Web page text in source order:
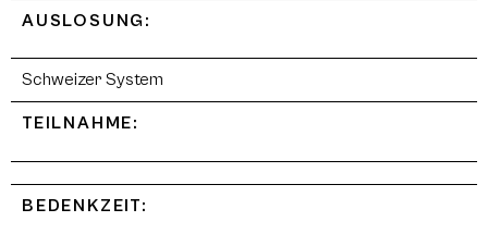
AUSLOSUNG:
Schweizer System
TEILNAHME:
BEDENKZEIT: